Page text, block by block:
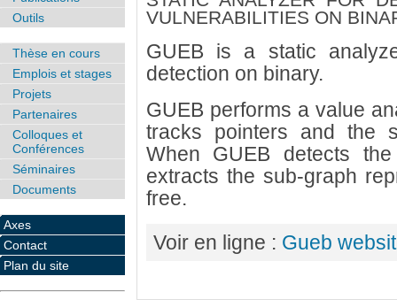
VULNERABILITIES ON
GUEB is a static
detection on binary.
GUEB performs a value
tracks pointers and the
When GUEB detects
extracts the sub-graph
free.
Voir en ligne : Gueb
Outils
Thèse en cours
Emplois et stages
Projets
Partenaires
Colloques et
Conférences
Séminaires
Documents
Axes
Contact
Plan du site